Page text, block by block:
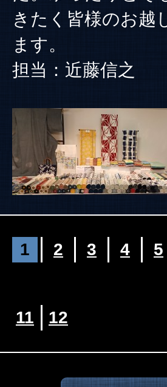
きたく皆様のお越
ます。
担当：近藤信之
1 2 3 4 5
11 12